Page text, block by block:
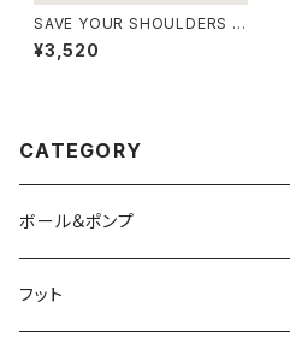
SAVE YOUR SHOULDERS D
VD【英語版のみ】
¥3,520
CATEGORY
ボール＆ポンプ
フット